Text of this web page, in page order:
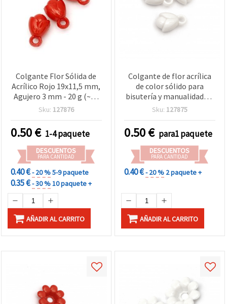
Colgante Flor Sólida de
Acrílico Rojo 19x11,5 mm,
Agujero 3 mm - 20 g (~21
uds)
Sku: 127876
0.50€ 1-4 paquete
DESCUENTOS
PARA CANTIDAD
0.40 €- 20 %5-9 paquete
0.35 €- 30 %10 paquete +
AÑADIR AL CARRITO
Colgante de flor acrílica
de color sólido para
bisutería y manualidades,
19 x 11,5 mm, agujero: 3
Sku: 127875
0.50€ para1 paquete
DESCUENTOS
PARA CANTIDAD
0.40 €- 20 % 2 paquete +
AÑADIR AL CARRITO